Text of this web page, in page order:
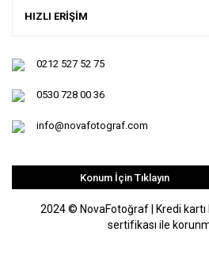
HIZLI ERİŞİM
0212 527 52 75
0530 728 00 36
info@novafotograf.com
Konum İçin Tıklayın
2024 © NovaFotoğraf | Kredi
sertifikası ile